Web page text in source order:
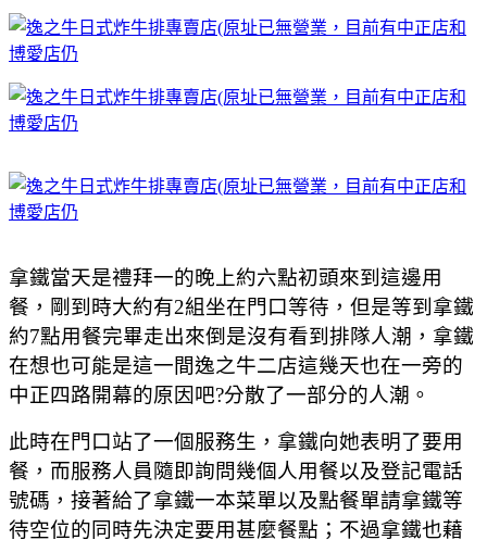
拿鐵當天是禮拜一的晚上約六點初頭來到這邊用
餐，剛到時大約有2組坐在門口等待，但是等到拿鐵
約7點用餐完畢走出來倒是沒有看到排隊人潮，拿鐵
在想也可能是這一間逸之牛二店這幾天也在一旁的
中正四路開幕的原因吧?分散了一部分的人潮。
此時在門口站了一個服務生，拿鐵向她表明了要用
餐，而服務人員隨即詢問幾個人用餐以及登記電話
號碼，接著給了拿鐵一本菜單以及點餐單請拿鐵等
待空位的同時先決定要用甚麼餐點；不過拿鐵也藉